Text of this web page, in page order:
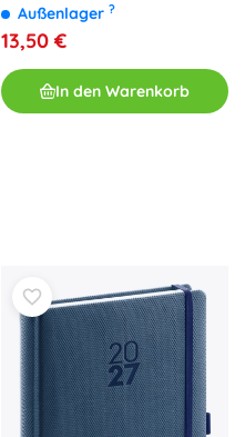
Außenlager ?
13,50 €
In den Warenkorb